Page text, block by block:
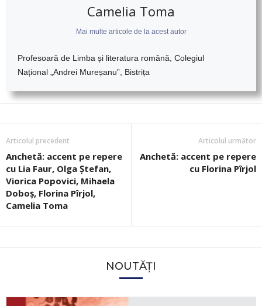
Camelia Toma
Mai multe articole de la acest autor
Profesoară de Limba și literatura română, Colegiul
Național „Andrei Mureșanu”, Bistrița
Articolul precedent
Anchetă: accent pe repere
cu Lia Faur, Olga Ștefan,
Viorica Popovici, Mihaela
Doboș, Florina Pîrjol,
Camelia Toma
Articolul următor
Anchetă: accent pe repere
cu Florina Pîrjol
NOUTĂȚI